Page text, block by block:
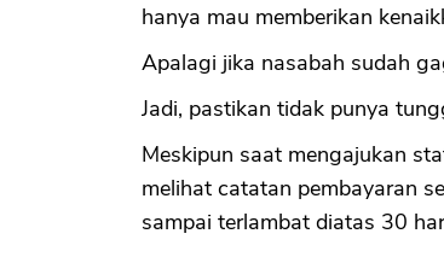
hanya mau memberikan
Apalagi jika nasabah sudah
Jadi, pastikan tidak punya
Meskipun saat mengajukan
melihat catatan pembayaran
sampai terlambat diatas 30